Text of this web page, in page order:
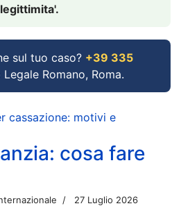
sul tuo caso? +39 335
Romano, Roma.
cassazione: motivi e
cosa fare
27 Luglio 2026